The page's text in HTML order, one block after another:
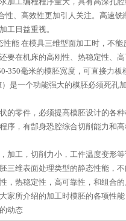
性、高效性更加引人关注。高速
工日益重视。
能 在模具三维型面加工时，不
要在机床的高刚性、热稳定性、
350毫米的模胚宽度，可直接力
是一个功能强大的模胚必须死孔
的零件，必须提高模胚设计的各
序，有郜身恐腔综合切削能力和
加工，切削力小，工件温度变形
三维表面处理类型的静态性能，
，热稳定性，高可靠性，和组合
家所介绍的加工时模胚的各项性
动态